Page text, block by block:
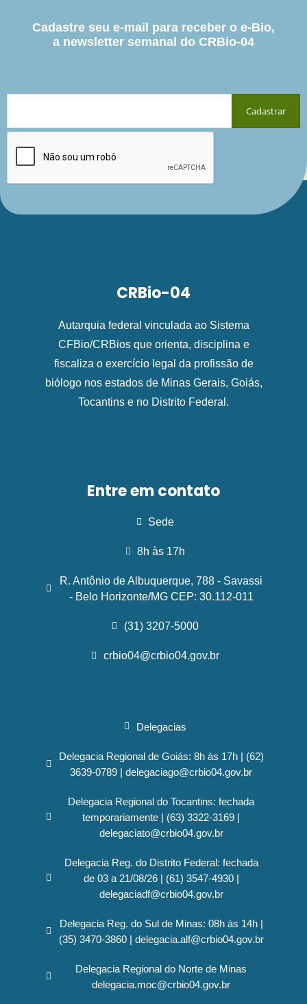
Cadastre seu e-mail para receber o e-Bio,
a newsletter semanal do CRBio-04
CRBio-04
Autarquia federal vinculada ao Sistema
CFBio/CRBios que orienta, disciplina e
fiscaliza o exercício legal da profissão de
biólogo nos estados de Minas Gerais, Goiás,
Tocantins e no Distrito Federal.
Entre em contato
Sede
8h às 17h
R. Antônio de Albuquerque, 788 - Savassi
- Belo Horizonte/MG CEP: 30.112-011
(31) 3207-5000
crbio04@crbio04.gov.br
Delegacias
Delegacia Regional de Goiás: 8h às 17h | (62)
3639-0789 | delegaciago@crbio04.gov.br
Delegacia Regional do Tocantins: fechada
temporariamente | (63) 3322-3169 |
delegaciato@crbio04.gov.br
Delegacia Reg. do Distrito Federal: fechada
de 03 a 21/08/26 | (61) 3547-4930 |
delegaciadf@crbio04.gov.br
Delegacia Reg. do Sul de Minas: 08h às 14h |
(35) 3470-3860 | delegacia.alf@crbio04.gov.br
Delegacia Regional do Norte de Minas
delegacia.moc@crbio04.gov.br